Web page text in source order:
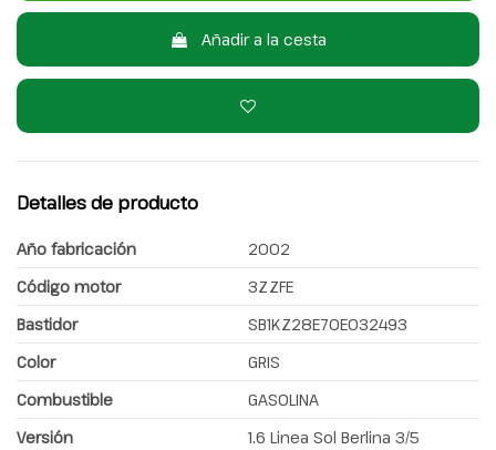
Añadir a la cesta
Detalles de producto
Año fabricación
2002
Código motor
3ZZFE
Bastidor
SB1KZ28E70E032493
Color
GRIS
Combustible
GASOLINA
Versión
1.6 Linea Sol Berlina 3/5